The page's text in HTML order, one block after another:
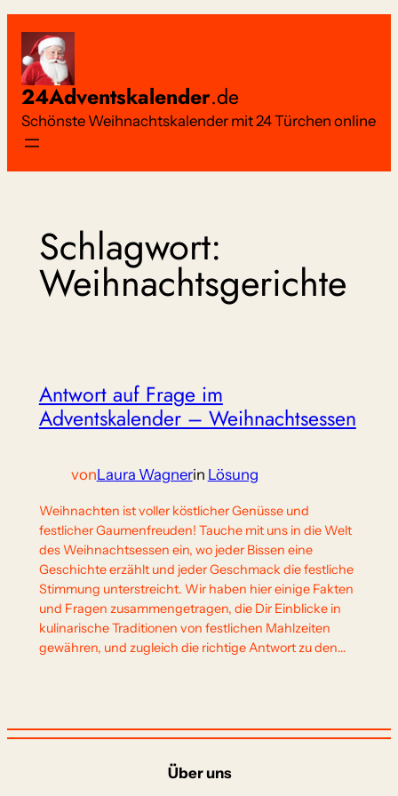
Inhalt
springen
24Adventskalender.de
Schönste Weihnachtskalender mit 24 Türchen online
Schlagwort:
Weihnachtsgerichte
Antwort auf Frage im
Adventskalender – Weihnachtsessen
vonLaura Wagnerin Lösung
Weihnachten ist voller köstlicher Genüsse und
festlicher Gaumenfreuden! Tauche mit uns in die Welt
des Weihnachtsessen ein, wo jeder Bissen eine
Geschichte erzählt und jeder Geschmack die festliche
Stimmung unterstreicht. Wir haben hier einige Fakten
und Fragen zusammengetragen, die Dir Einblicke in
kulinarische Traditionen von festlichen Mahlzeiten
gewähren, und zugleich die richtige Antwort zu den…
Über uns